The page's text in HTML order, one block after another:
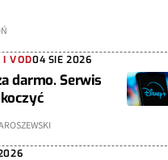
I VOD04 SIE 2026
darmo. Serwis